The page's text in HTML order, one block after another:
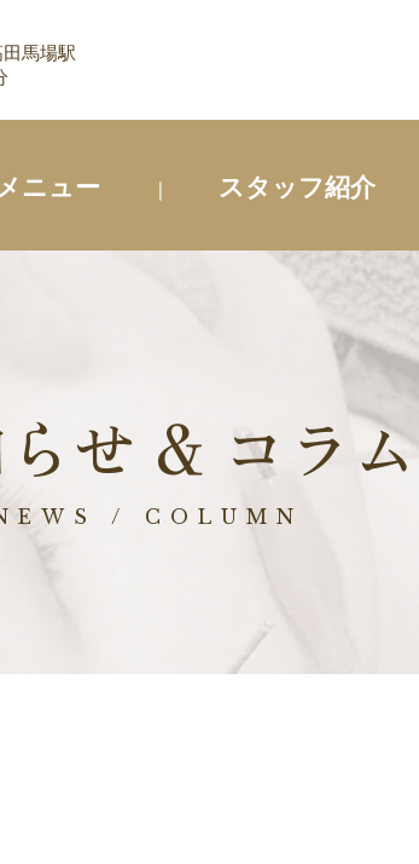
馬場駅
ニュー スタッフ紹介
せ & コラム
/ COLUMN